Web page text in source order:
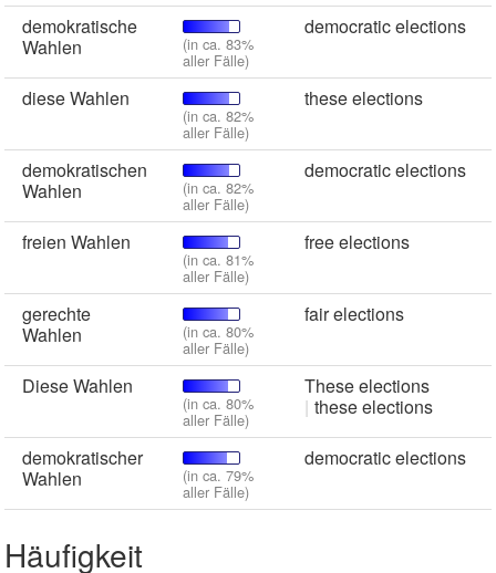
demokratische
Wahlen
(in ca. 83%
aller Fälle)
democratic elections
diese Wahlen
(in ca. 82%
aller Fälle)
these elections
demokratischen
Wahlen
(in ca. 82%
aller Fälle)
democratic elections
freien Wahlen
(in ca. 81%
aller Fälle)
free elections
gerechte
Wahlen
(in ca. 80%
aller Fälle)
fair elections
Diese Wahlen
(in ca. 80%
aller Fälle)
These elections
these elections
demokratischer
Wahlen
(in ca. 79%
aller Fälle)
democratic elections
Häufigkeit